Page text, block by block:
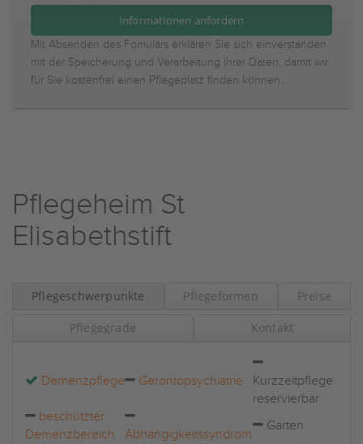
Mit Absenden des Fomulars erklären Sie sich einverstanden
mit der Speicherung und Verarbeitung Ihrer Daten, damit wir
für Sie kostenfrei einen Pflegeplatz finden können.
Pflegeheim St
Elisabethstift
Pflegeschwerpunkte Pflegeformen Preise
Pflegegrade Kontakt
Demenzpflege Gerontopsychiatrie
Kurzzeitpflege
reservierbar
beschützter
Demenzbereich
Abhängigkeitssyndrom
Garten